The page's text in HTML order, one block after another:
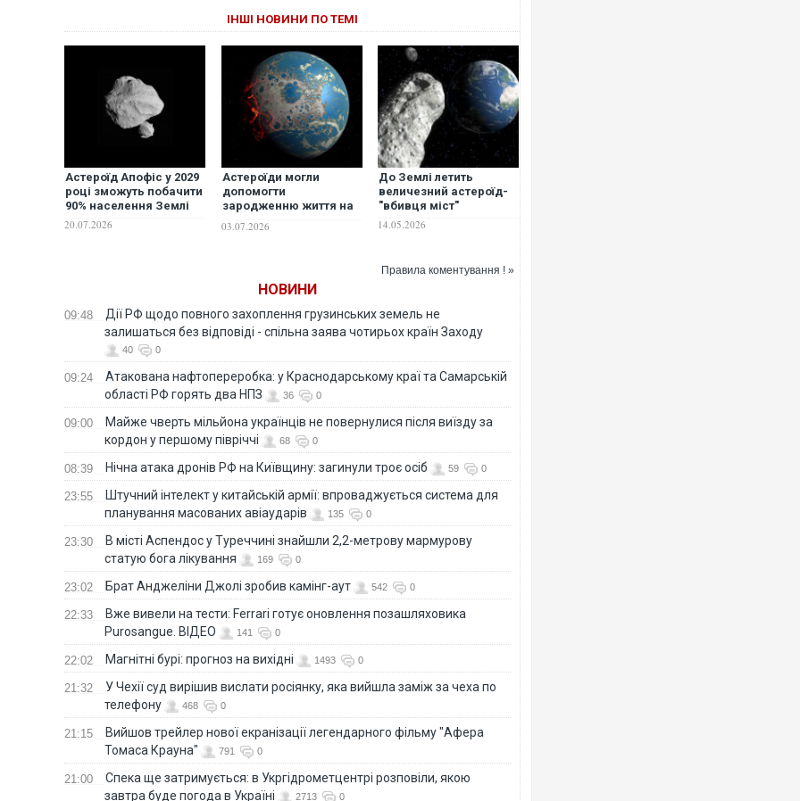
ІНШІ НОВИНИ ПО ТЕМІ
Астероїд Апофіс у 2029
році зможуть побачити
90% населення Землі
20.07.2026
Астероїди могли
допомогти
зародженню життя на
03.07.2026
До Землі летить
величезний астероїд-
"вбивця міст"
14.05.2026
Правила коментування ! »
НОВИНИ
09:48
Дії РФ щодо повного захоплення грузинських земель не
залишаться без відповіді - спільна заява чотирьох країн Заходу
40 0
09:24
Атакована нафтопереробка: у Краснодарському краї та Самарській
області РФ горять два НПЗ
36 0
09:00
Майже чверть мільйона українців не повернулися після виїзду за
кордон у першому півріччі
68 0
08:39 Нічна атака дронів РФ на Київщину: загинули троє осіб 59 0
23:55
Штучний інтелект у китайській армії: впроваджується система для
планування масованих авіаударів
135 0
23:30
В місті Аспендос у Туреччині знайшли 2,2-метрову мармурову
статую бога лікування
169 0
23:02 Брат Анджеліни Джолі зробив камінг-аут 542 0
22:33
Вже вивели на тести: Ferrari готує оновлення позашляховика
Purosangue. ВІДЕО
141 0
22:02 Магнітні бурі: прогноз на вихідні 1493 0
21:32
У Чехії суд вирішив вислати росіянку, яка вийшла заміж за чеха по
телефону
468 0
21:15
Вийшов трейлер нової екранізації легендарного фільму "Афера
Томаса Крауна"
791 0
21:00
Спека ще затримується: в Укргідрометцентрі розповіли, якою
завтра буде погода в Україні
2713 0